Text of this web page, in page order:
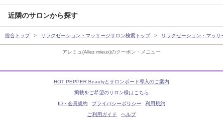
アレミュ(Allez mieux)のクーポン・メニュー
近隣のサロンから探す
総合トップ リラクゼーション・マッサージサロン検索トップ リラクゼーション・マッ
HOT PEPPER Beautyとサロンボード導入のご案内
掲載をご希望のサロン様はこちら
ID・会員規約
プライバシーポリシー
利用規約
ご利用ガイド
ヘルプ